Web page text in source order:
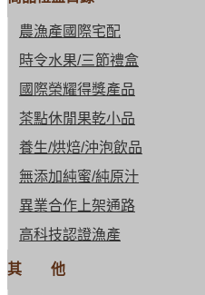
農漁產國際宅配
時令水果/三節禮盒
國際榮耀得獎產品
茶點休閒果乾小品
養生/烘焙/沖泡飲品
無添加純蜜/純原汁
異業合作上架通路
高科技認證漁產
其 他